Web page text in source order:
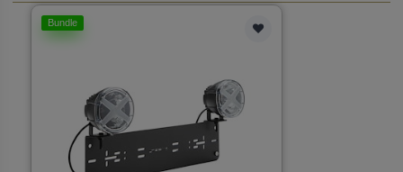
Bundle